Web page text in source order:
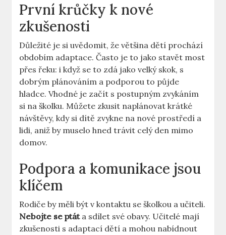
První krůčky k nové
zkušenosti
Důležité je si uvědomit, že většina dětí prochází
obdobím adaptace. Často je to jako stavět most
přes řeku: i když se to zdá jako velký skok, s
dobrým plánováním a podporou to půjde
hladce. Vhodné je začít s postupným zvykáním
si na školku. Můžete zkusit naplánovat krátké
návštěvy, kdy si dítě zvykne na nové prostředí a
lidi, aniž by muselo hned trávit celý den mimo
domov.
Podpora a komunikace jsou
klíčem
Rodiče by měli být v kontaktu se školkou a učiteli.
Nebojte se ptáta sdílet své obavy. Učitelé mají
zkušenosti s adaptací dětí a mohou nabídnout